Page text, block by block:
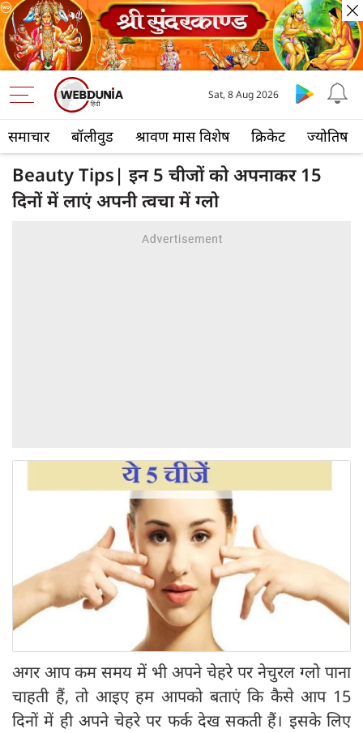
समाचार बॉलीवुड श्रावण मास विशेष क्रिकेट ज्योतिष
Sat, 8 Aug 2026
Beauty Tips| इन 5 चीजों को अपनाकर 15
दिनों में लाएं अपनी त्वचा में ग्लो
अगर आप कम समय में भी अपने चेहरे पर नेचुरल ग्लो पाना
चाहती हैं, तो आइए हम आपको बताएं कि कैसे आप 15
दिनों में ही अपने चेहरे पर फर्क देख सकती हैं। इसके लिए